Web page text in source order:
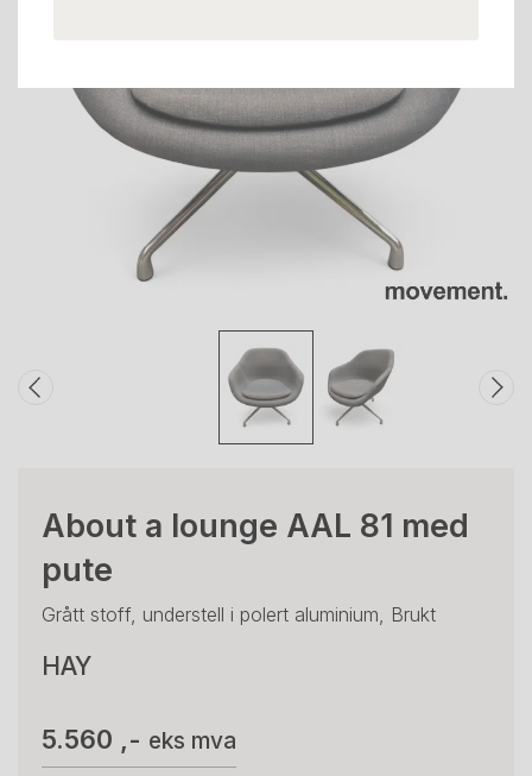
About a lounge AAL 81 med
pute
Grått stoff, understell i polert aluminium, Brukt
HAY
5.560 ,- eks mva